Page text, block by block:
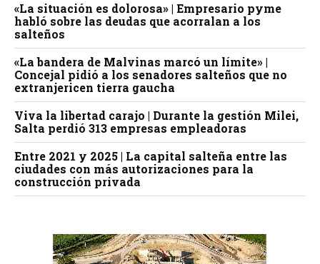
«La situación es dolorosa» | Empresario pyme
habló sobre las deudas que acorralan a los
salteños
«La bandera de Malvinas marcó un límite» |
Concejal pidió a los senadores salteños que no
extranjericen tierra gaucha
Viva la libertad carajo | Durante la gestión Milei,
Salta perdió 313 empresas empleadoras
Entre 2021 y 2025 | La capital salteña entre las
ciudades con más autorizaciones para la
construcción privada